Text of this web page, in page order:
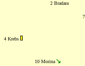
2 Bradara
4 Krebs
10 Morina